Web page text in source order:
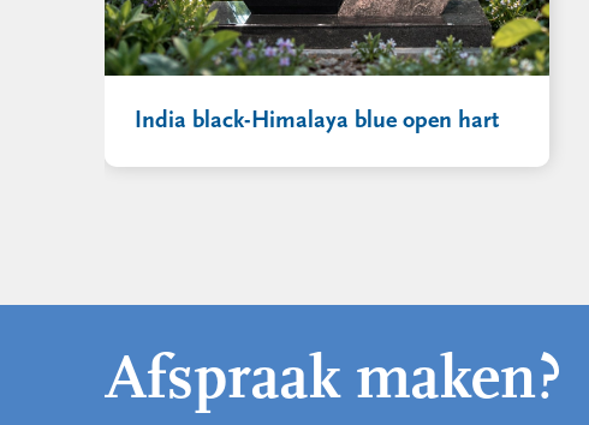
India black-Himalaya blue open hart
Afspraak maken?